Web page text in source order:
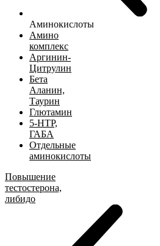
Аминокислоты
Амино
комплекс
Аргинин-
Цитрулин
Бета
Аланин,
Таурин
Глютамин
5-HTP,
ГАБА
Отдельные
аминокислоты
Повышение
тестостерона,
либидо